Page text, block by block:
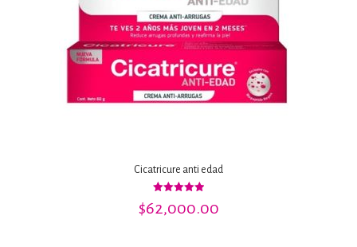
Cicatricure anti edad
con
$62,000.00